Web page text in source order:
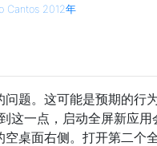
Cantos 2012年
问题。这可能是预期的行
这一点，启动全屏新应
空桌面右侧。打开第二个